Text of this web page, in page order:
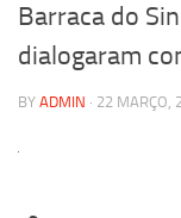
Barraca do
dialogaram
BY ADMIN · 22 MARÇO,